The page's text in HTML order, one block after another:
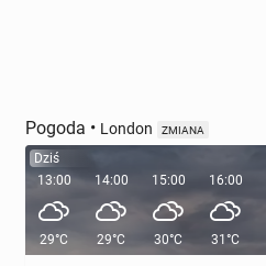
Pogoda • London ZMIANA
Dziś
13:00
29°C
14:00
29°C
15:00
30°C
16:00
31°C